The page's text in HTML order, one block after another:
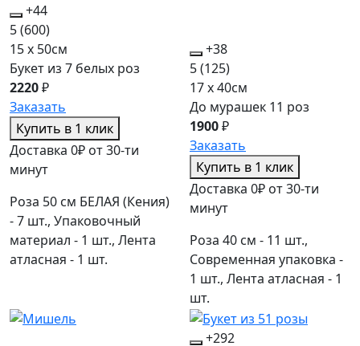
+44
5(600)
15 x 50см
Букет из 7 белых роз
2220₽
Заказать
Купить в 1 клик
Доставка 0₽ от 30-ти
минут
Роза 50 см БЕЛАЯ (Кения)
- 7 шт., Упаковочный
материал - 1 шт., Лента
атласная - 1 шт.
+38
5(125)
17 x 40см
До мурашек 11 роз
1900₽
Заказать
Купить в 1 клик
Доставка 0₽ от 30-ти
минут
Роза 40 см - 11 шт.,
Современная упаковка -
1 шт., Лента атласная - 1
шт.
+292